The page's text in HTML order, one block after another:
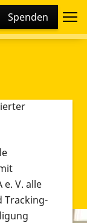
Spenden
und
und
e. V. alle
Tracking-